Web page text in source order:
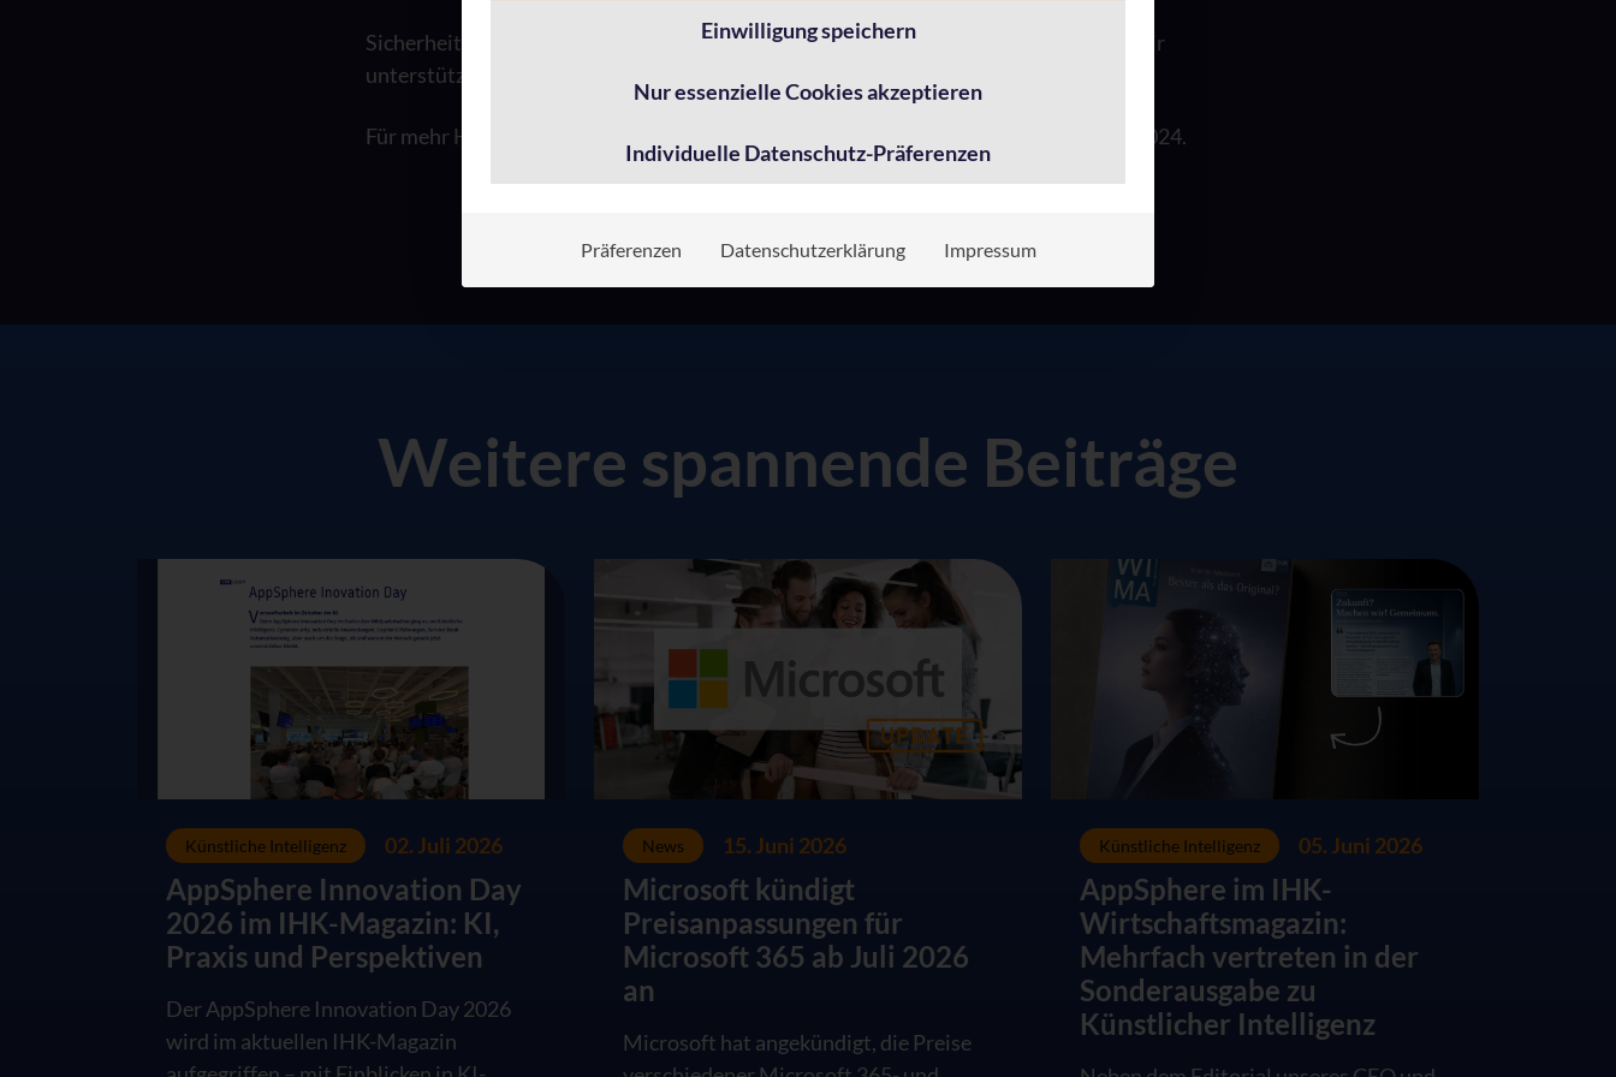
Sicherheit ist machbar, sie liegt in Ihrer Hand. Nehmen Sie jetzt Kontakt zu uns auf, wir
unterstützen Sie gerne.
Für mehr Hintergrundinformationen lesen Sie die Meldung des BSI vom 26.03.2024.
Weitere spannende Beiträge
Künstliche Intelligenz 02. Juli 2026
AppSphere Innovation Day
2026 im IHK-Magazin: KI,
Praxis und Perspektiven
Der AppSphere Innovation Day 2026
wird im aktuellen IHK-Magazin
News 15. Juni 2026
Microsoft kündigt
Preisanpassungen für
Microsoft 365 ab Juli 2026
an
Microsoft hat angekündigt, die Preise
Künstliche Intelligenz 05. Juni 2026
AppSphere im IHK-
Wirtschaftsmagazin:
Mehrfach vertreten in der
Sonderausgabe zu
Künstlicher Intelligenz
Einwilligung speichern
Nur essenzielle Cookies akzeptieren
Individuelle Datenschutz-Präferenzen
Präferenzen Datenschutzerklärung Impressum